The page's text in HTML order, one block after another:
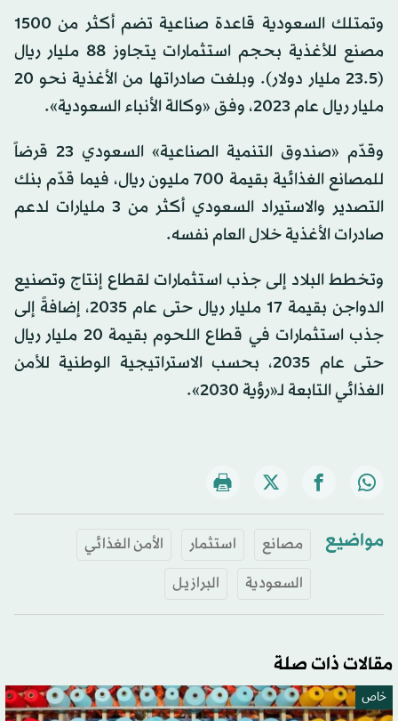
وتمتلك السعودية قاعدة صناعية تضم أكثر من 1500
مصنع للأغذية بحجم استثمارات يتجاوز 88 مليار ريال
(23.5 مليار دولار). وبلغت صادراتها من الأغذية نحو 20
مليار ريال عام 2023، وفق «وكالة الأنباء السعودية».
وقدّم «صندوق التنمية الصناعية» السعودي 23 قرضاً
للمصانع الغذائية بقيمة 700 مليون ريال، فيما قدّم بنك
التصدير والاستيراد السعودي أكثر من 3 مليارات لدعم
صادرات الأغذية خلال العام نفسه.
وتخطط البلاد إلى جذب استثمارات لقطاع إنتاج وتصنيع
الدواجن بقيمة 17 مليار ريال حتى عام 2035، إضافةً إلى
جذب استثمارات في قطاع اللحوم بقيمة 20 مليار ريال
حتى عام 2035، بحسب الاستراتيجية الوطنية للأمن
الغذائي التابعة لـ«رؤية 2030».
مواضيع مصانع استثمار
الأمن الغذائي
السعودية
البرازيل
مقالات ذات صلة
خاص